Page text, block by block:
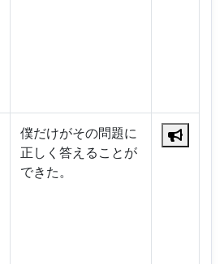
僕だけがその問題に
正しく答えることが
できた。